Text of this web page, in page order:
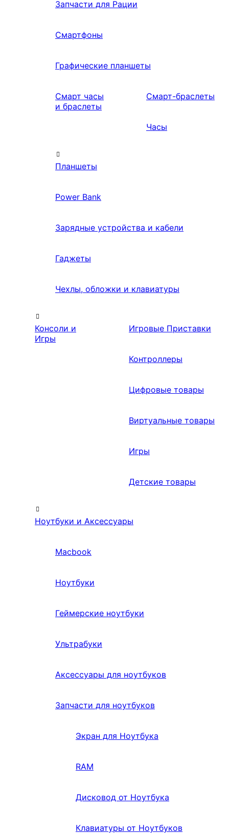
Запчасти для Рации
Смартфоны
Графические планшеты
Смарт часы
и браслеты
Смарт-браслеты
Часы
Планшеты
Power Bank
Зарядные устройства и кабели
Гаджеты
Чехлы, обложки и клавиатуры
Консоли и
Игры
Игровые Приставки
Контроллеры
Цифровые товары
Виртуальные товары
Игры
Детские товары
Ноутбуки и Аксессуары
Macbook
Ноутбуки
Геймерские ноутбуки
Ультрабуки
Аксессуары для ноутбуков
Запчасти для ноутбуков
Экран для Ноутбука
RAM
Дисковод от Ноутбука
Клавиатуры от Ноутбуков